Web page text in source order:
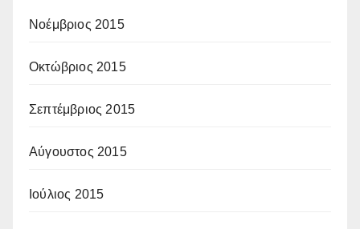
Νοέμβριος 2015
Οκτώβριος 2015
Σεπτέμβριος 2015
Αύγουστος 2015
Ιούλιος 2015